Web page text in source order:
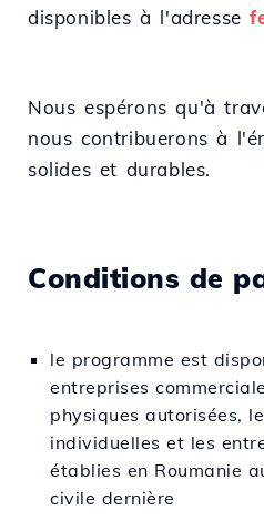
disponibles à l'adresse
Nous espérons qu'à
nous contribuerons à
solides et durables.
Conditions de
le programme est
entreprises
physiques autorisées,
individuelles et les
établies en Roumanie
civile dernière